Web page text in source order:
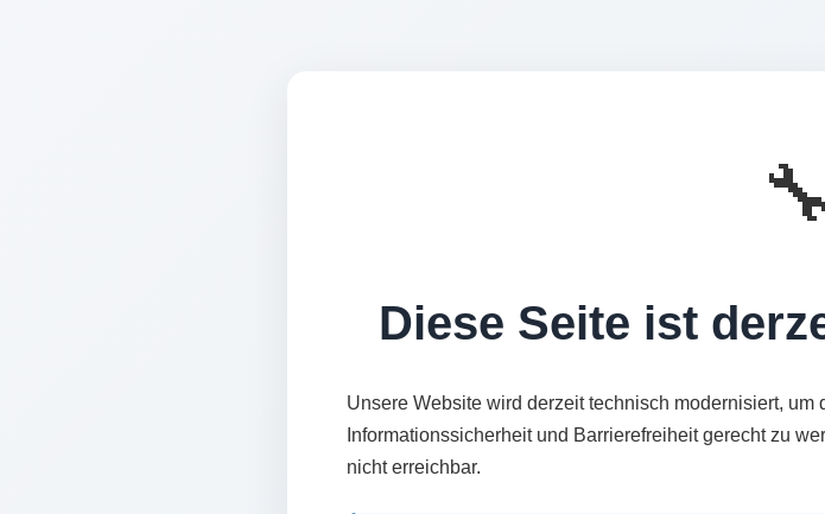
🔧
Diese Seite ist
Unsere Website wird derzeit technisch modernisiert,
Informationssicherheit und Barrierefreiheit gerecht zu
nicht erreichbar.